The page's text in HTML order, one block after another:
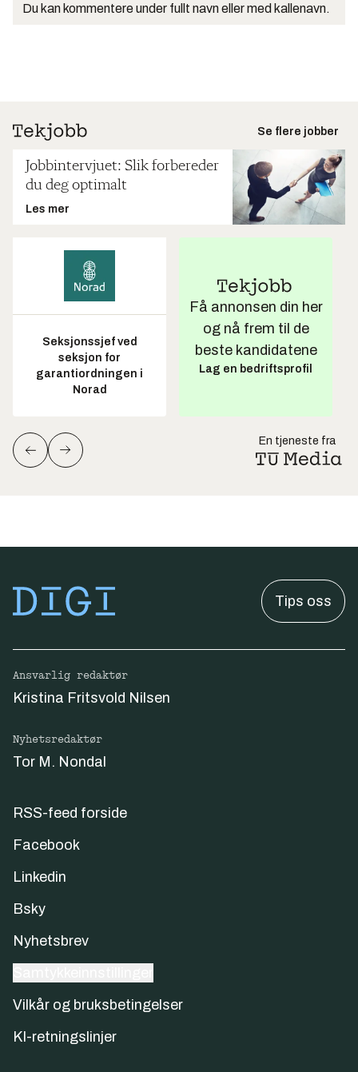
Du kan kommentere under fullt navn eller med kallenavn.
Se flere jobber
Jobbintervjuet: Slik forbereder
du deg optimalt
Les mer
Seksjonssjef ved
seksjon for
garantiordningen i
Norad
Få annonsen din her
og nå frem til de
beste kandidatene
Lag en bedriftsprofil
En tjeneste fra
Tips oss
Ansvarlig redaktør
Kristina Fritsvold Nilsen
Nyhetsredaktør
Tor M. Nondal
RSS-feed forside
Facebook
Linkedin
Bsky
Nyhetsbrev
Vilkår og bruksbetingelser
KI-retningslinjer